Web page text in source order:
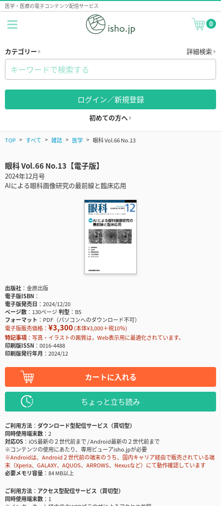
医学・医療の電子コンテンツ配信サービス
0
カテゴリー 詳細検索
ログイン／新規登録
初めての方へ
TOP すべて 雑誌 医学 眼科 Vol.66 No.13
眼科 Vol.66 No.13【電子版】
2024年12月号
AIによる眼科画像研究の最前線と臨床応用
出版社
金原出版
電子版ISBN
電子版発売日
2024/12/20
ページ数
130ページ判型
B5
フォーマット
PDF（パソコンへのダウンロード不可）
電子版販売価格： ¥3,300(本体¥3,000＋税10％)
特記事項
写真・イラストの画質は，Web表示用に最適化されています。
印刷版ISSN
0016-4488
印刷版発行年月
2024/12
カートに入れる
ちょっと立ち読み
ご利用方法
ダウンロード型配信サービス（買切型）
同時使用端末数
2
対応OS
iOS最新の２世代前まで / Android最新の２世代前まで
※コンテンツの使用にあたり、専用ビューアisho.jpが必要
※Androidは、Android２世代前の端末のうち、国内キャリア経由で販売されている端
末（Xperia、GALAXY、AQUOS、ARROWS、Nexusなど）にて動作確認しています
必要メモリ容量
84 MB以上
ご利用方法
アクセス型配信サービス（買切型）
同時使用端末数
1